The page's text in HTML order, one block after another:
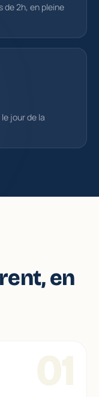
de 2h, en pleine
jour de la
en
01